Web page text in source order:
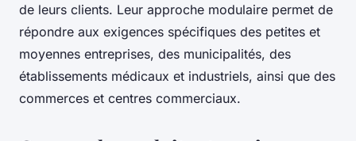
de leurs clients. Leur approche modulaire permet de
répondre aux exigences spécifiques des petites et
moyennes entreprises, des municipalités, des
établissements médicaux et industriels, ainsi que des
commerces et centres commerciaux.